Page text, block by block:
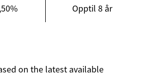
Opptil 8 år
on the latest available